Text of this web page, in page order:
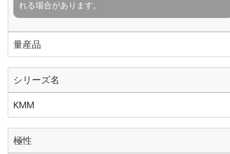
れる場合があります。
量産品
シリーズ名
KMM
極性